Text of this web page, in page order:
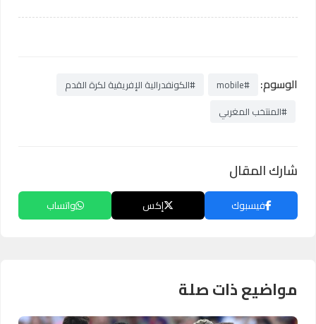
الوسوم: #mobile
#الكونفدرالية الإفريقية لكرة القدم
#المنتخب المغربي
شارك المقال
فيسبوك إكس واتساب
مواضيع ذات صلة